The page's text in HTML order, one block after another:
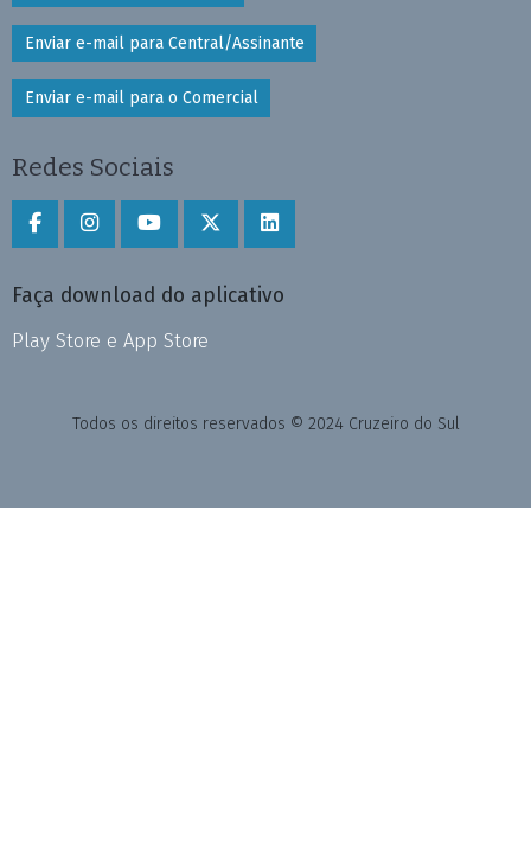
Enviar e-mail para Central/Assinante
Enviar e-mail para o Comercial
Redes Sociais
Faça download do aplicativo
Play Store e App Store
Todos os direitos reservados © 2024 Cruzeiro do Sul